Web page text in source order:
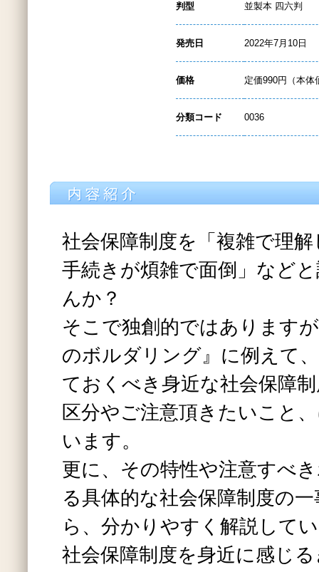
判型 並製本 四六判
発売日 2022年7月10日
価格 定価990円（本体
分類コード 0036
社会保障制度を「複雑で理
手続きが煩雑で面倒」など
んか？
そこで独創的ではあります
のボルダリング』に例えて
ておくべき身近な社会保障
区分やご注意頂きたいこと
います。
更に、その特性や注意すべ
る具体的な社会保障制度の
ら、分かりやすく解説して
社会保障制度を身近に感じ